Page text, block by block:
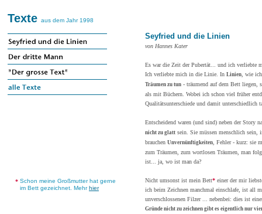
Texte aus dem Jahr 1998
Seyfried und die Linien
von Hannes Kater
Es war die Zeit der Pubertät... und ich verliebte
Ich verliebte mich in die Linie. In Linien , wie
Träumen zu tun - träumend auf dem Bett liegen,
als mit Büchern. Wobei ich schon viel früher
Qualitätsunterschiede und damit unterschiedlich
Entscheidend waren (und sind) neben der Story
nicht zu glatt sein. Sie müssen menschlich sein,
brauchen Unvernünftigkeiten , Fehler - kurz: sie
zum Träumen, zum wortlosen Träumen, man
ist... ja, wo ist man da?
* Schon meine Großmutter hat gerne
im Bett gezeichnet. Mehrhier
Nicht umsonst ist mein Bett* einer der mir
ich beim Zeichnen manchmal einschlafe, ist all
unverschlossenen Filzer ... nebenbei: dies ist
Gründe nicht zu zeichnen gibt es eigentlich nur